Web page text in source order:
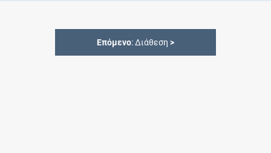
Επόμενο: Διάθεση >